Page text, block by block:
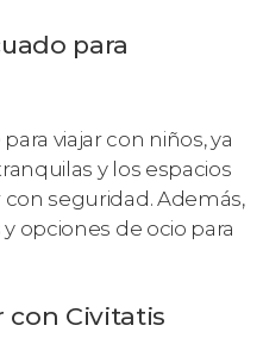
para
viajar con niños, ya
y los espacios
seguridad. Además,
opciones de ocio para
con Civitatis